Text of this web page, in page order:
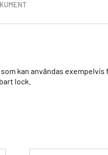
kan användas
lock.